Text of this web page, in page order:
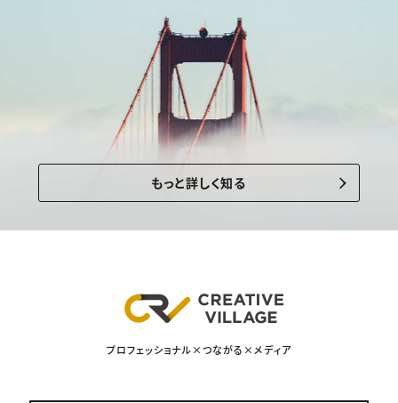
もっと詳しく知る
プロフェッショナル×つながる×メディア